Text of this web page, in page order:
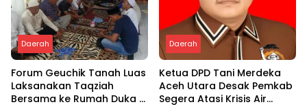
Daerah
Forum Geuchik Tanah Luas
Laksanakan Taqziah
Bersama ke Rumah Duka di
Daerah
Ketua DPD Tani Merdeka
Aceh Utara Desak Pemkab
Segera Atasi Krisis Air